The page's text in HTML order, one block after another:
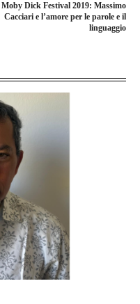
Moby Dick Festival 2019: Massimo
Cacciari e l’amore per le parole e il
linguaggio